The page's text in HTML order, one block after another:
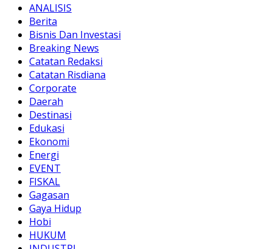
ANALISIS
Berita
Bisnis Dan Investasi
Breaking News
Catatan Redaksi
Catatan Risdiana
Corporate
Daerah
Destinasi
Edukasi
Ekonomi
Energi
EVENT
FISKAL
Gagasan
Gaya Hidup
Hobi
HUKUM